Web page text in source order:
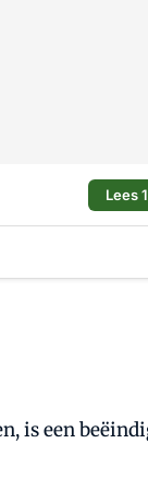
Lees
is een